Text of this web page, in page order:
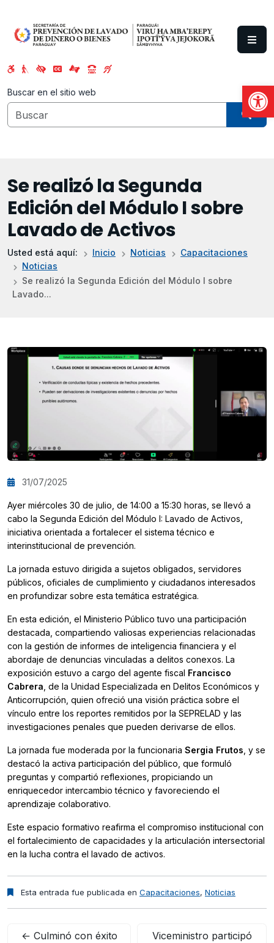
Abrir
Buscar en el sitio web
Se realizó la Segunda
Edición del Módulo I sobre
Lavado de Activos
Usted está aquí: Inicio Noticias
Capacitaciones
Noticias
Se realizó la Segunda Edición del Módulo I sobre
Lavado...
31/07/2025
Ayer miércoles 30 de julio, de 14:00 a 15:30 horas, se llevó a
cabo la Segunda Edición del Módulo I: Lavado de Activos,
iniciativa orientada a fortalecer el sistema técnico e
interinstitucional de prevención.
La jornada estuvo dirigida a sujetos obligados, servidores
públicos, oficiales de cumplimiento y ciudadanos interesados
en profundizar sobre esta temática estratégica.
En esta edición, el Ministerio Público tuvo una participación
destacada, compartiendo valiosas experiencias relacionadas
con la gestión de informes de inteligencia financiera y el
abordaje de denuncias vinculadas a delitos conexos. La
exposición estuvo a cargo del agente fiscal Francisco
Cabrera , de la Unidad Especializada en Delitos Económicos y
Anticorrupción, quien ofreció una visión práctica sobre el
vínculo entre los reportes remitidos por la SEPRELAD y las
investigaciones penales que pueden derivarse de ellos.
La jornada fue moderada por la funcionaria Sergia Frutos , y se
destacó la activa participación del público, que formuló
preguntas y compartió reflexiones, propiciando un
enriquecedor intercambio técnico y favoreciendo el
aprendizaje colaborativo.
Este espacio formativo reafirma el compromiso institucional con
el fortalecimiento de capacidades y la articulación intersectorial
en la lucha contra el lavado de activos.
Esta entrada fue publicada en Capacitaciones, Noticias
← Culminó con éxito
Viceministro participó